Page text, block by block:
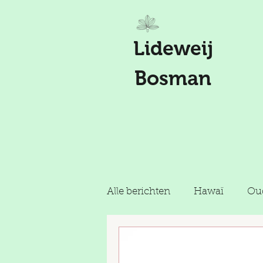
Lideweij
Bosman
Alle berichten Hawaï